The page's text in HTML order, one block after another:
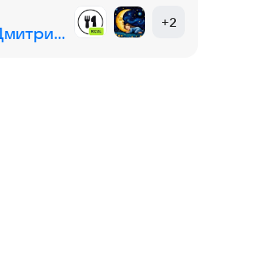
Шупегин Дмитрий Владимирович
+2